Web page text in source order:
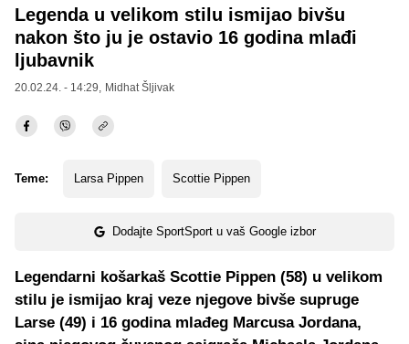
Legenda u velikom stilu ismijao bivšu
nakon što ju je ostavio 16 godina mlađi
ljubavnik
20.02.24. - 14:29, Midhat Šljivak
Teme: Larsa Pippen Scottie Pippen
Dodajte SportSport u vaš Google izbor
Legendarni košarkaš Scottie Pippen (58) u velikom
stilu je ismijao kraj veze njegove bivše supruge
Larse (49) i 16 godina mlađeg Marcusa Jordana,